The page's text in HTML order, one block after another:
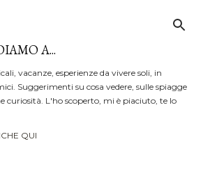
A...
vacanze, esperienze da vivere soli, in
Suggerimenti su cosa vedere, sulle spiagge
curiosità. L'ho scoperto, mi è piaciuto, te lo
QUI